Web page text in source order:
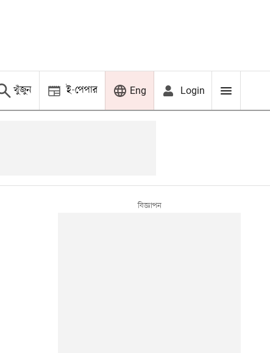
খুঁজুন ই-পেপার Eng Login